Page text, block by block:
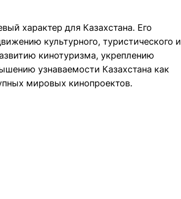
характер для Казахстана. Его
культурного, туристического и
кинотуризма, укреплению
узнаваемости Казахстана как
мировых кинопроектов.